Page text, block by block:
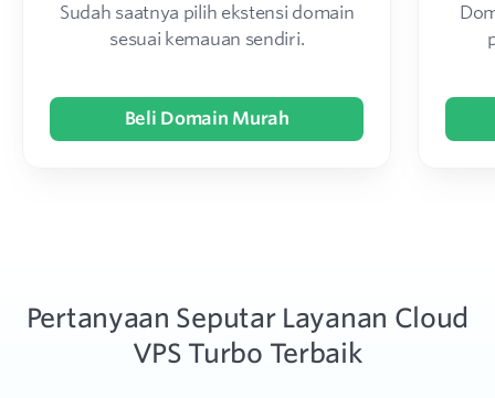
Sudah saatnya pilih ekstensi domain
sesuai kemauan sendiri.
Beli Domain Murah
Pertanyaan Seputar Layanan Cloud
VPS Turbo Terbaik